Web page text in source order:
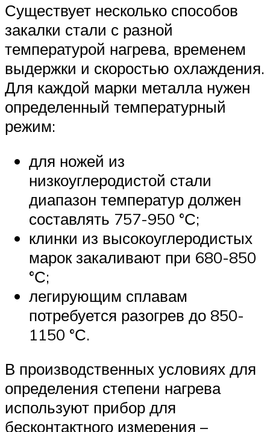
Существует несколько способов
закалки стали с разной
температурой нагрева, временем
выдержки и скоростью охлаждения.
Для каждой марки металла нужен
определенный температурный
режим:
для ножей из
низкоуглеродистой стали
диапазон температур должен
составлять 757-950 °С;
клинки из высокоуглеродистых
марок закаливают при 680-850
°С;
легирующим сплавам
потребуется разогрев до 850-
1150 °С.
В производственных условиях для
определения степени нагрева
используют прибор для
бесконтактного измерения –